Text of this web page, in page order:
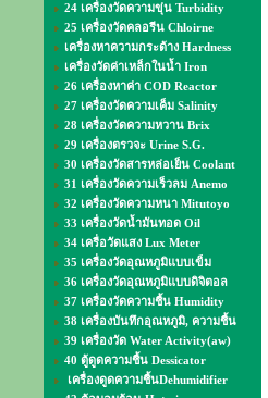
24 เครื่องวัดความขุ่น Turbidity
25 เครื่องวัดคลอรีน Chloirne
เครื่องหาความกระด้าง Hardness
เครื่องวัดค่าเหล็กในน้ำ Iron
26 เครื่องหาค่า COD Reactor
27 เครื่องวัดความเค็ม Salinity
28 เครื่องวัดความหวาน Brix
29 เครื่องตรวจะ Urine S.G.
30 เครื่องวัดสารหล่อเย็น Coolant
31 เครื่องวัดความเร็วลม Anemo
32 เครื่องวัดความหนา Mitutoyo
33 เครื่องวัดน้ำมันทอด Oil
34 เครื่อวัดแสง Lux Meter
35 เครื่องวัดอุณหภูมิแบบเข็ม
36 เครื่องวัดอุณหภูมิแบบดิจิตอล
37 เครื่องวัดความชื้น Humidity
38 เครื่องบันทึกอุณหภูมิ, ความชื้น
39 เครื่องวัด Water Activity(aw)
40 ตู้ดูดความชื้น Dessicator
เครื่องดูดความชื้นDehumidifier